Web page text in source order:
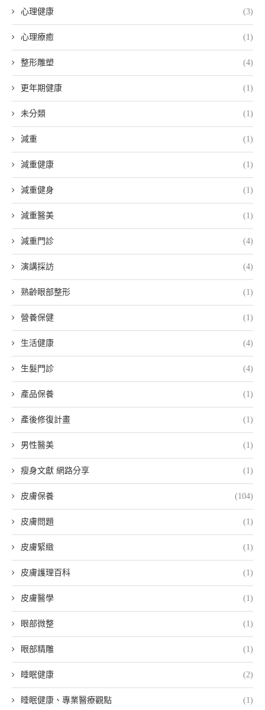
心理健康 (3)
心理療癒 (1)
整形雕塑 (4)
更年期健康 (1)
未分類 (1)
減重 (1)
減重健康 (1)
減重健身 (1)
減重醫美 (1)
減重門診 (4)
演講採訪 (4)
熟齡眼部整形 (1)
營養保健 (1)
生活健康 (4)
生髮門診 (4)
產品保養 (1)
產後修復計畫 (1)
男性醫美 (1)
瘦身文獻 網路分享 (1)
皮膚保養 (104)
皮膚問題 (1)
皮膚緊緻 (1)
皮膚護理百科 (1)
皮膚醫學 (1)
眼部微整 (1)
眼部精雕 (1)
睡眠健康 (2)
睡眠健康、專業醫療觀點 (1)